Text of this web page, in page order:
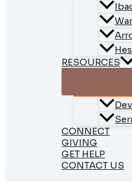
RESOURCES
CONNECT
GIVING
GET HELP
CONTACT US